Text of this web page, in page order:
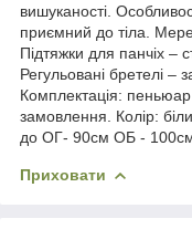
вишуканості.
приємний до тіла.
Підтяжки для панчіх –
Регульовані бретелі –
Комплектація: пеньюар
замовлення. Колір:
до ОГ- 90см ОБ -
Приховати